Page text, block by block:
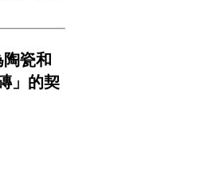
瓷和
」的契